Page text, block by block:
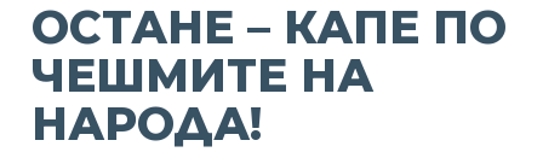
ОСТАНЕ – КАПЕ ПО
ЧЕШМИТЕ НА
НАРОДА!